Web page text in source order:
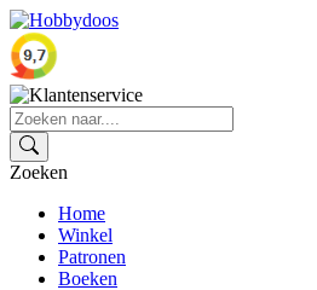
Zoeken
Home
Winkel
Patronen
Boeken